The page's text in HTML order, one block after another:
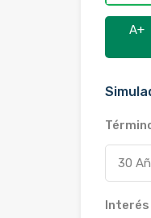
A+
30
Interés